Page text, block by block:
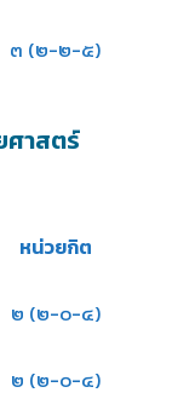
๓ (๒-๒-๕)
ศาสตร์
หน่วยกิต
๒ (๒-๐-๔)
๒ (๒-๐-๔)